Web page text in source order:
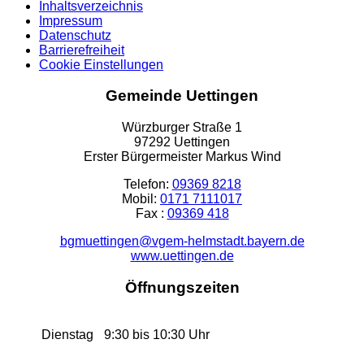
Inhaltsverzeichnis
Impressum
Datenschutz
Barrierefreiheit
Cookie Einstellungen
Gemeinde Uettingen
Würzburger Straße 1
97292 Uettingen
Erster Bürgermeister Markus Wind
Telefon: 09369 8218
Mobil: 0171 7111017
Fax : 09369 418
bgmuettingen@vgem-helmstadt.bayern.de
www.uettingen.de
Öffnungszeiten
Dienstag
9:30 bis 10:30 Uhr